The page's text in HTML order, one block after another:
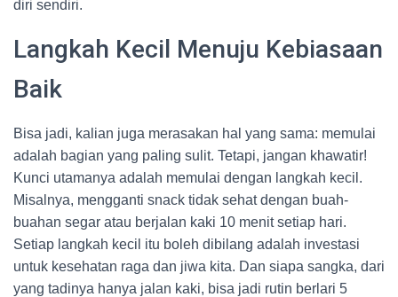
diri sendiri.
Langkah Kecil Menuju Kebiasaan
Baik
Bisa jadi, kalian juga merasakan hal yang sama: memulai
adalah bagian yang paling sulit. Tetapi, jangan khawatir!
Kunci utamanya adalah memulai dengan langkah kecil.
Misalnya, mengganti snack tidak sehat dengan buah-
buahan segar atau berjalan kaki 10 menit setiap hari.
Setiap langkah kecil itu boleh dibilang adalah investasi
untuk kesehatan raga dan jiwa kita. Dan siapa sangka, dari
yang tadinya hanya jalan kaki, bisa jadi rutin berlari 5